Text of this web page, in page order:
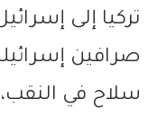
تركيا إلى
صرافين
سلاح في النقب،